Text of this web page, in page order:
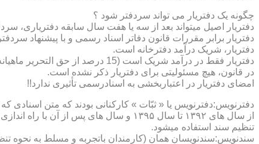
چگونه یک دفتریار می تواند سردفتر شود ؟
دفتریار اصیل میتواند بعد از سه یا هفت سال سابقه دفتریاری،
دفتریار برابر مقررات قانون دفاتر اسناد رسمی و با پیشنهاد
دفتریار، شریک درآمد دفترخانه است.
دفتریار فقط در درآمد شریک است (15 درصد از حق التحریر ماهیانه دفترخانه )و در کار و مسئولیت و هزینه ها وضررها هیچ شراکتی ندارد.
در قانون، هیچ مسئولیتی برای دفتریار ذکر نشده است.
امضای دفتریار در اعتباربخشی به اسنادرسمی تأثیری ندارد!!
دفترنویس:دفترنویس یا « ثبّات » کارکنانی بودند که متن اسنادی
از سال های ۱۳۹۲ تا سال ۱۳۹۵ و سال
تنظیم سند استفاده میشود.
سندنویس:سندنویسان همان (کارمندان باتجربه و مسلط به نحوه